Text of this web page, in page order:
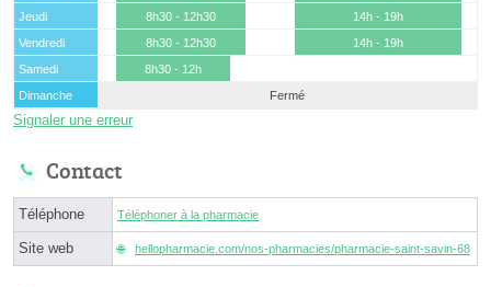
Jeudi
8h30 - 12h30
14h - 19h
Vendredi
8h30 - 12h30
14h - 19h
Samedi
8h30 - 12h
Dimanche
Fermé
Signaler une erreur
Contact
Téléphone Téléphoner à la pharmacie
Site web hellopharmacie.com/nos-pharmacies/pharmacie-saint-savin-68